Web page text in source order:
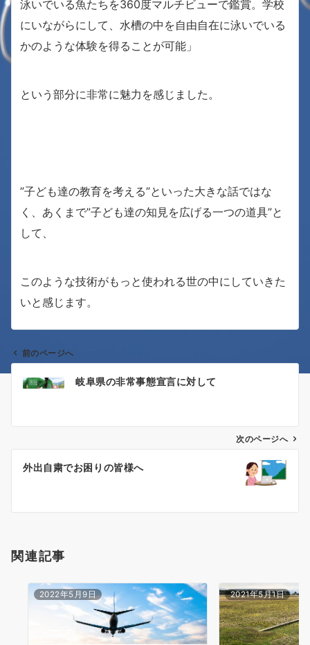
泳いでいる魚たちを360度マルチビューで鑑賞。学校
にいながらにして、水槽の中を自由自在に泳いでいる
かのような体験を得ることが可能」
という部分に非常に魅力を感じました。
”子ども達の教育を考える”といった大きな話ではな
く、あくまで”子ども達の知見を広げる一つの道具”と
して、
このような技術がもっと使われる世の中にしていきた
いと感じます。
投
ゲ
シ
ン
前のページへ
岐阜県の非常事態宣言に対して
次のページへ
外出自粛でお困りの皆様へ
関連記事
2022年5月9日 2021年5月1日